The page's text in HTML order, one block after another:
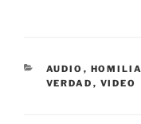
CATEGORÍAS
AUDIO ,
VERDAD , VIDEO